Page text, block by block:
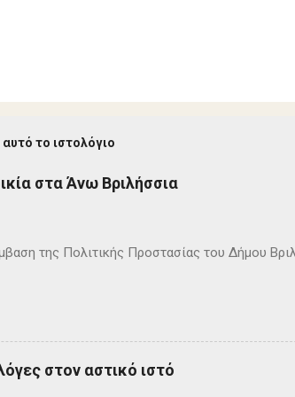
το ιστολόγιο
στα Άνω Βριλήσσια
της Πολιτικής Προστασίας του Δήμου
στον αστικό ιστό